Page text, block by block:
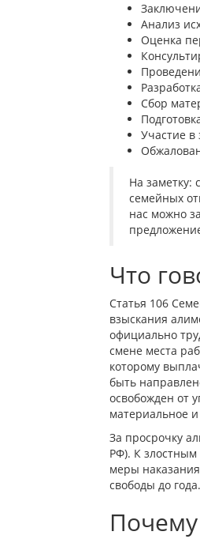
Анализ
Оценка
Сбор
Участие в
На
семейных
нас можно
Что
Статья 106
взыскания
официально
смене места
которому
быть
освобожден от
материальное
За просрочку
РФ). К
меры
свободы до года.